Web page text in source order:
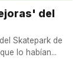
del
Skatepark de
lo habían...